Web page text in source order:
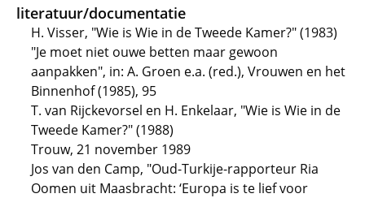
literatuur/documentatie
H. Visser, "Wie is Wie in de Tweede Kamer?" (1983)
"Je moet niet ouwe betten maar gewoon
aanpakken", in: A. Groen e.a. (red.), Vrouwen en het
Binnenhof (1985), 95
T. van Rijckevorsel en H. Enkelaar, "Wie is Wie in de
Tweede Kamer?" (1988)
Trouw, 21 november 1989
Jos van den Camp, "Oud-Turkije-rapporteur Ria
Oomen uit Maasbracht: ‘Europa is te lief voor